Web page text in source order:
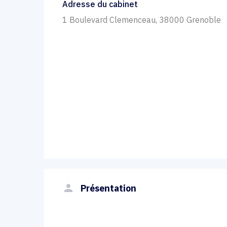
Adresse du cabinet
1 Boulevard Clemenceau, 38000 Grenoble
person Présentation